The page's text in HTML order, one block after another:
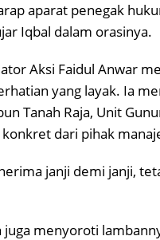
aparat penegak
Iqbal dalam orasinya.
Aksi Faidul Anwar
yang layak. Ia
Tanah Raja, Unit
dari pihak
janji demi janji,
menyoroti